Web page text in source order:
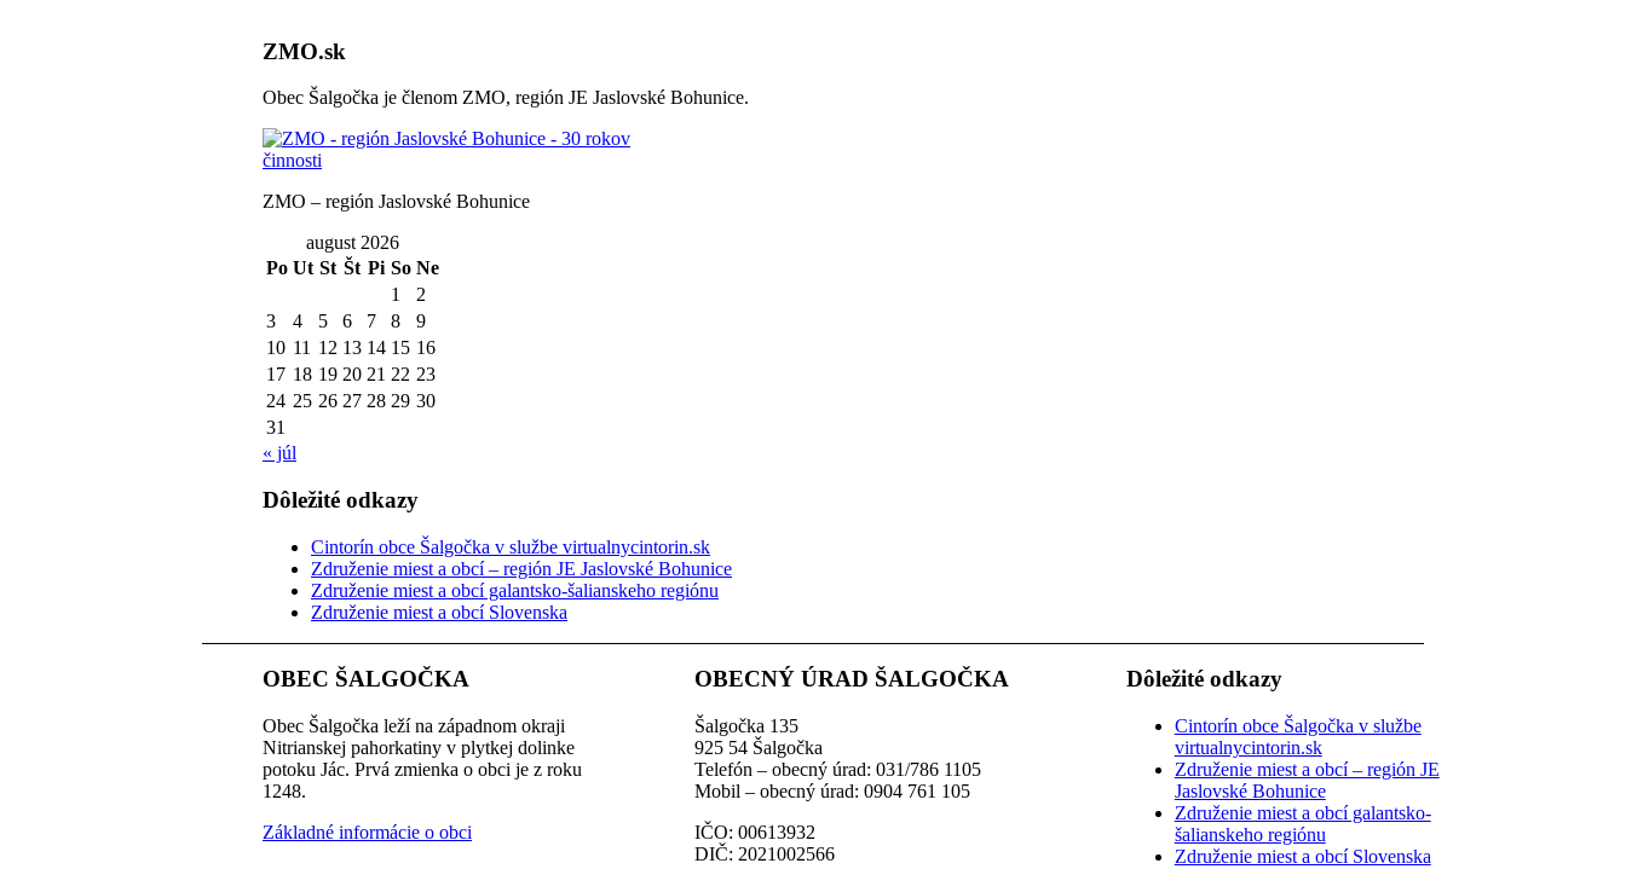
ZMO.sk
Obec Šalgočka je členom ZMO, región JE Jaslovské Bohunice.
ZMO – región Jaslovské Bohunice
august 2026
Po Ut St Št Pi So Ne
1
2
3
4 5 6 7 8
9
10 11 12 13 14 15 16
17 18 19 20 21 22 23
24 25 26 27 28 29 30
31
« júl
Dôležité odkazy
Cintorín obce Šalgočka v službe virtualnycintorin.sk
Združenie miest a obcí – región JE Jaslovské Bohunice
Združenie miest a obcí galantsko-šalianskeho regiónu
Združenie miest a obcí Slovenska
OBEC ŠALGOČKA
Obec Šalgočka leží na západnom okraji
Nitrianskej pahorkatiny v plytkej dolinke
potoku Jác. Prvá zmienka o obci je z roku
1248.
Základné informácie o obci
OBECNÝ ÚRAD ŠALGOČKA
Šalgočka 135
925 54 Šalgočka
Telefón – obecný úrad: 031/786 1105
Mobil – obecný úrad: 0904 761 105
IČO: 00613932
DIČ: 2021002566
Dôležité odkazy
Cintorín obce Šalgočka v službe
virtualnycintorin.sk
Združenie miest a obcí – región JE
Jaslovské Bohunice
Združenie miest a obcí galantsko-
šalianskeho regiónu
Združenie miest a obcí Slovenska